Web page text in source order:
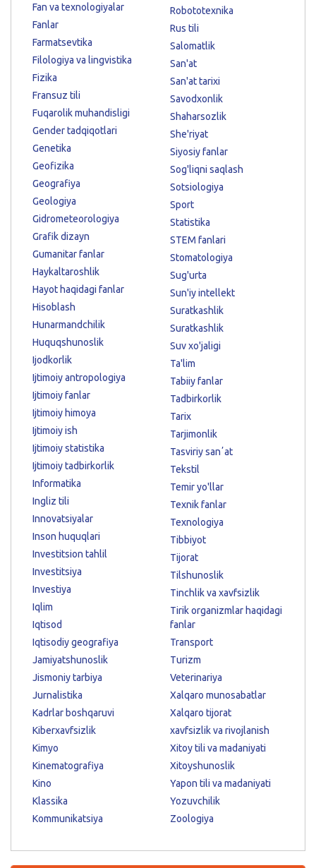
Fan va texnologiyalar
Fanlar
Farmatsevtika
Filologiya va lingvistika
Fizika
Fransuz tili
Fuqarolik muhandisligi
Gender tadqiqotlari
Genetika
Geofizika
Geografiya
Geologiya
Gidrometeorologiya
Grafik dizayn
Gumanitar fanlar
Haykaltaroshlik
Hayot haqidagi fanlar
Hisoblash
Hunarmandchilik
Huquqshunoslik
Ijodkorlik
Ijtimoiy antropologiya
Ijtimoiy fanlar
Ijtimoiy himoya
Ijtimoiy ish
Ijtimoiy statistika
Ijtimoiy tadbirkorlik
Informatika
Ingliz tili
Innovatsiyalar
Inson huquqlari
Investitsion tahlil
Investitsiya
Investiya
Iqlim
Iqtisod
Iqtisodiy geografiya
Jamiyatshunoslik
Jismoniy tarbiya
Jurnalistika
Kadrlar boshqaruvi
Kiberxavfsizlik
Kimyo
Kinematografiya
Kino
Klassika
Kommunikatsiya
Robototexnika
Rus tili
Salomatlik
San'at
San'at tarixi
Savodxonlik
Shaharsozlik
She'riyat
Siyosiy fanlar
Sog'liqni saqlash
Sotsiologiya
Sport
Statistika
STEM fanlari
Stomatologiya
Sug'urta
Sun'iy intellekt
Suratkashlik
Suratkashlik
Suv xo'jaligi
Ta'lim
Tabiiy fanlar
Tadbirkorlik
Tarix
Tarjimonlik
Tasviriy sanʼat
Tekstil
Temir yo'llar
Texnik fanlar
Texnologiya
Tibbiyot
Tijorat
Tilshunoslik
Tinchlik va xavfsizlik
Tirik organizmlar haqidagi
fanlar
Transport
Turizm
Veterinariya
Xalqaro munosabatlar
Xalqaro tijorat
xavfsizlik va rivojlanish
Xitoy tili va madaniyati
Xitoyshunoslik
Yapon tili va madaniyati
Yozuvchilik
Zoologiya